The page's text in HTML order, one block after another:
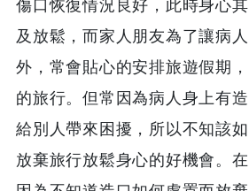
傷口恢復情況良好，此時身心
及放鬆，而家人朋友為了讓病
外，常會貼心的安排旅遊假期
的旅行。但常因為病人身上有
給別人帶來困擾，所以不知該
放棄旅行放鬆身心的好機會。